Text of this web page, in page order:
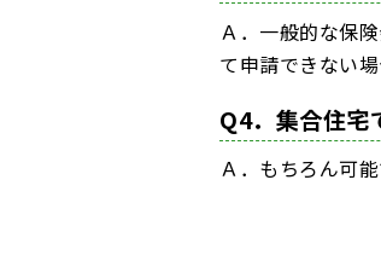
Ａ．一般的な保
て申請できない
Q4．集合住宅
Ａ．もちろん可